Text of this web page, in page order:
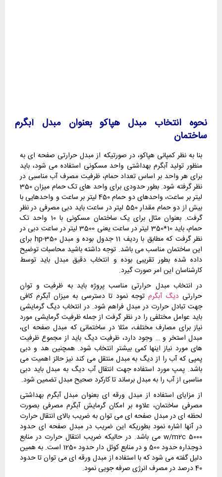
نحوه انتخاب مبدل هپاکو بعنوان مبدل آبگرم
ساختمان
بنا به نظر کمپانی هپاکو، در صورتیکه از مبدل حرارتی صفحه ای به
منظور تولید آبگرم بهداشتی واحد مسکونی استفاده می شود، باید
برای هر واحد بر اساس تعداد حمام، ظرفیت مصرف آب مناسبی در
نظر گرفته شود. بطور حدودی برای واحد های تک حمام میزان 350
لیتر بر ساعت، واحدهای دو حمام 450 لیتر بر ساعت و واحدهایی با
بیش از دو حمام مقدار 550 لیتر در ساعت باید دبی مصرفی در نظر
گرفت. بعنوان مثال برای یک ساختمان مسکونی با 10 واحد تک
حمام، باید 10*350 لیتر در ساعت یعنی 3500 لیتر در ساعت دبی در
نظر گرفت که مطابق با ردیف 11 جدول بوده و مبدل hp-350 برای
این ساختمان مناسب می باشد. توجه داشته باشید محاسبات توضیح
داده شده بطور تقریبی بوده و انتخاب دقیق مبدل باید توسط
کارشناسان این امر صورت گیرد.
در انتخاب مبدل حرارتی مناسب پروژه باید به ظرفیت و توان
حرارتی دیگ آبگرم توجه نمود تا دسترسی به میزان آبگرم کافی
جهت تبادل حرارت در مبدل فراهم شود. در انتخاب دیگ گرمایشی
باید عوامل مختلفی را در نظر گرفت از جمله ظرفیت گرمایشی مورد
نیاز برای مصارف مختلف، مثلا در ساختمانی که مبدل صفحه ای،
مبدل استخر و … وجود دارد، ظرفیت دیگ باید از مجموع ظرفیت
های مورد نیاز اینها کمی بیشتر انتخاب شود. همچنین هد و دبی
پمپی که آب را از دیگ به مبدل منتقل می کند نیز حائز اهمیت می
باشد. پمپ مورد استفاده جهت انتقال آب دیگ به مبدل باید دبی
مناسبی از آب را به مبدل برساند تا کارکرد صحیح مبدل تضمین شود.
از مزایای استفاده از مبدل ورقه ای بعنوان مبدل آبگرم بهداشتی
مصرفی ساختمان، علاوه بر امکان گرمایش آبگرم مصرفی بصورت
لحظه ای در مبدل صفحه ای می توان به ضریب بالای انتقال حرارت
در آنها اشاره نمود بطوریکه این ضریب در مبدل صفحه ای حدود
5000 w/m2c می باشد. در حالیکه ضریب انتقال حرارت در منابع
دوجداره حدود 500 و در منابع کوئل دار حدود 1250 است. به همین
دلیل گفته می شود که با استفاده از مبدل ورقه ای می توان تا حدود
40 درصد در مصرف انرژی صرفه جویی نمود.